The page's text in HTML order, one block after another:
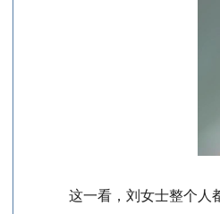
这一看，刘女士整个